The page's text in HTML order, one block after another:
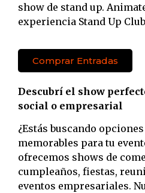
show de stand up.
experiencia Stand Up
Comprar Entradas
Descubrí el show
social o empresarial
¿Estás buscando
memorables para tu
ofrecemos shows de
cumpleaños, fiestas,
eventos empresariales.